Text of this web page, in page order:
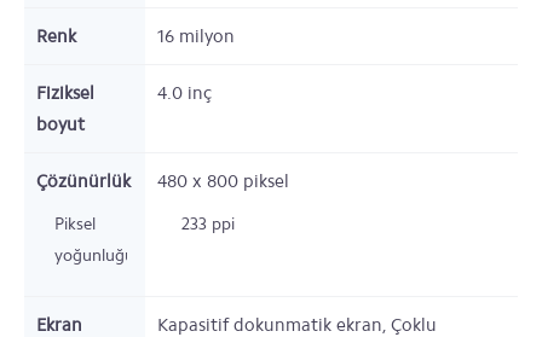
Renk 16 milyon
Fiziksel
boyut
4.0 inç
Çözünürlük 480 x 800 piksel
Piksel
yoğunluğu
233 ppi
Ekran
Kapasitif dokunmatik ekran, Çoklu